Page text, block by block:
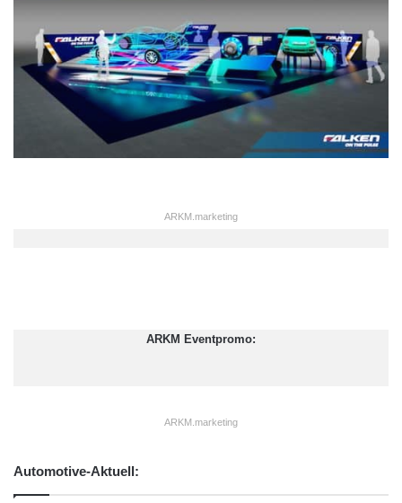
ARKM.marketing
ARKM Eventpromo:
ARKM.marketing
Automotive-Aktuell: